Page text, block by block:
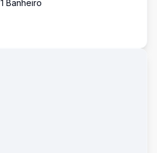
1 Banheiro